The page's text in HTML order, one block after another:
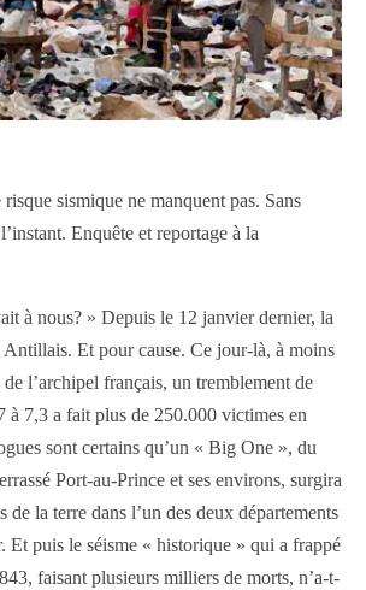
sismique ne manquent pas. Sans
Enquête et reportage à la
à nous? » Depuis le 12 janvier dernier, la
Antillais. Et pour cause. Ce jour-là, à moins
l’archipel français, un tremblement de
à 7,3 a fait plus de 250.000 victimes en
sont certains qu’un « Big One », du
Port-au-Prince et ses environs, surgira
de la terre dans l’un des deux départements
Et puis le séisme « historique » qui a frappé
faisant plusieurs milliers de morts, n’a-t-